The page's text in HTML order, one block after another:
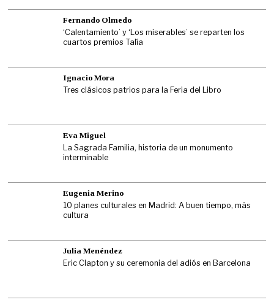
Fernando Olmedo
‘Calentamiento’ y ‘Los miserables’ se reparten los
cuartos premios Talía
Ignacio Mora
Tres clásicos patrios para la Feria del Libro
Eva Miguel
La Sagrada Familia, historia de un monumento
interminable
Eugenia Merino
10 planes culturales en Madrid: A buen tiempo, más
cultura
Julia Menéndez
Eric Clapton y su ceremonia del adiós en Barcelona